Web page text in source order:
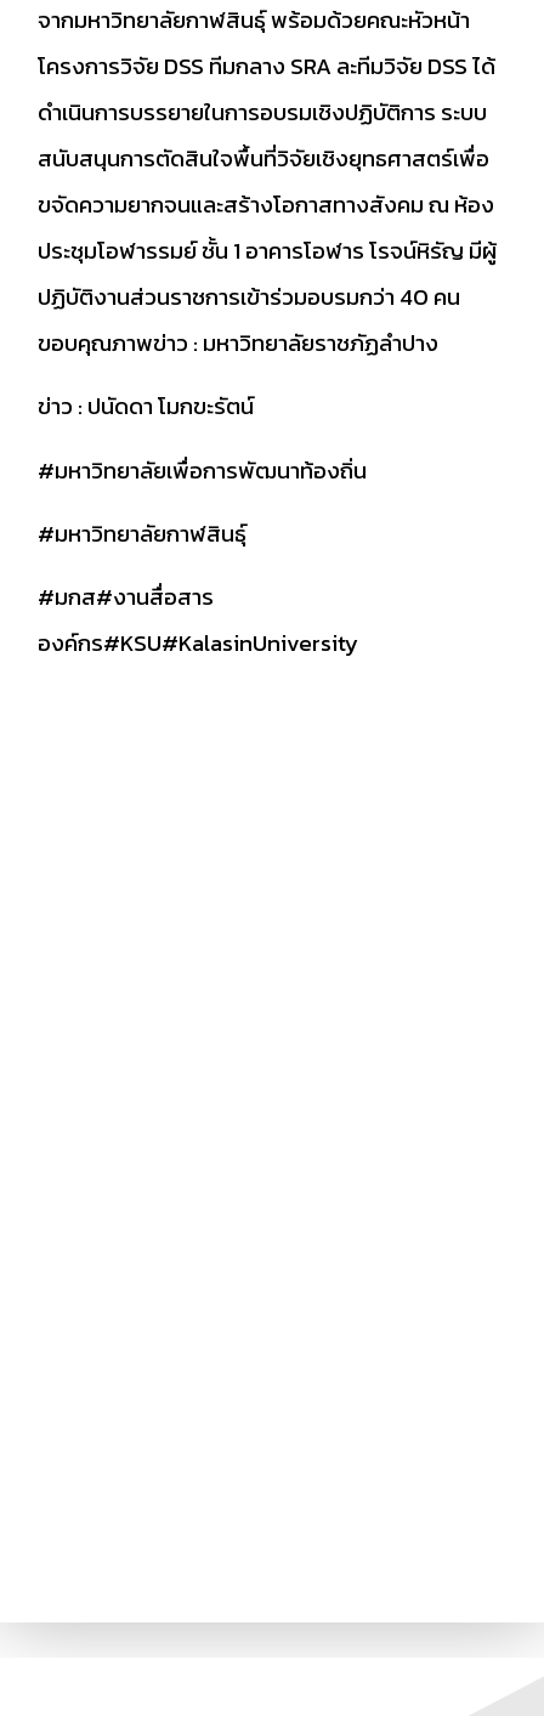
จากมหาวิทยาลัยกาฬสินธุ์ พร้อมด้วยคณะหัวหน้า
โครงการวิจัย DSS ทีมกลาง SRA ละทีมวิจัย DSS ได้
ดำเนินการบรรยายในการอบรมเชิงปฏิบัติการ ระบบ
สนับสนุนการตัดสินใจพื้นที่วิจัยเชิงยุทธศาสตร์เพื่อ
ขจัดความยากจนและสร้างโอกาสทางสังคม ณ ห้อง
ประชุมโอฬารรมย์ ชั้น 1 อาคารโอฬาร โรจน์หิรัญ มีผู้
ปฏิบัติงานส่วนราชการเข้าร่วมอบรมกว่า 40 คน
ขอบคุณภาพข่าว : มหาวิทยาลัยราชภัฏลำปาง
ข่าว : ปนัดดา โมกขะรัตน์
#มหาวิทยาลัยเพื่อการพัฒนาท้องถิ่น
#มหาวิทยาลัยกาฬสินธุ์
#มกส#งานสื่อสาร
องค์กร#KSU#KalasinUniversity